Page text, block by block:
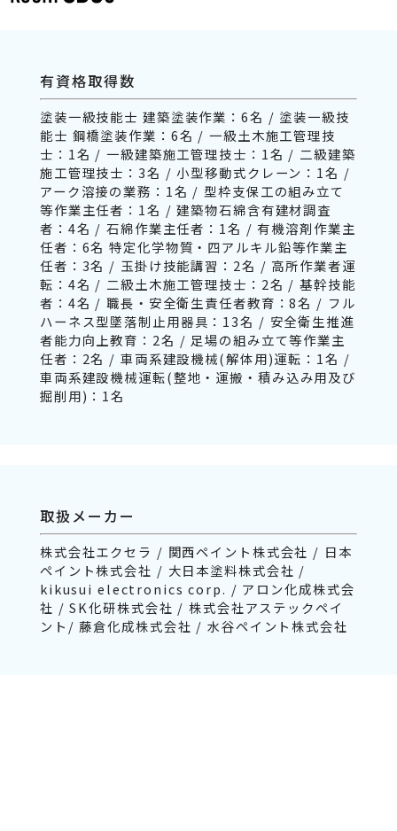
有資格取得数
塗装一級技能士 建築塗装作業：6名 / 塗装一級技
能士 鋼橋塗装作業：6名 / 一級土木施工管理技
士：1名 / 一級建築施工管理技士：1名 / 二級建築
施工管理技士：3名 / 小型移動式クレーン：1名 /
アーク溶接の業務：1名 / 型枠支保工の組み立て
等作業主任者：1名 / 建築物石綿含有建材調査
者：4名 / 石綿作業主任者：1名 / 有機溶剤作業主
任者：6名 特定化学物質・四アルキル鉛等作業主
任者：3名 / 玉掛け技能講習：2名 / 高所作業者運
転：4名 / 二級土木施工管理技士：2名 / 基幹技能
者：4名 / 職長・安全衛生責任者教育：8名 / フル
ハーネス型墜落制止用器具：13名 / 安全衛生推進
者能力向上教育：2名 / 足場の組み立て等作業主
任者：2名 / 車両系建設機械(解体用)運転：1名 /
車両系建設機械運転(整地・運搬・積み込み用及び
掘削用)：1名
取扱メーカー
株式会社エクセラ / 関西ペイント株式会社 / 日本
ペイント株式会社 / 大日本塗料株式会社 /
kikusui electronics corp. / アロン化成株式会
社 / SK化研株式会社 / 株式会社アステックペイ
ント/ 藤倉化成株式会社 / 水谷ペイント株式会社